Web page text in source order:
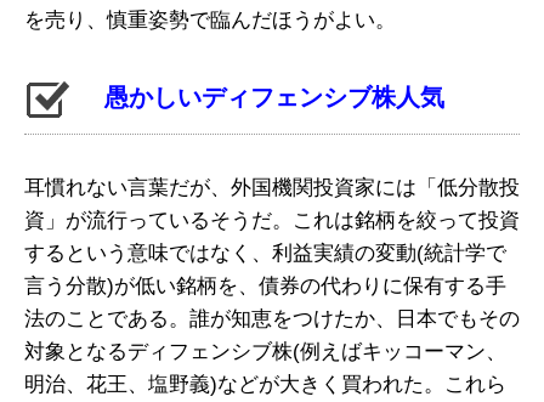
を売り、慎重姿勢で臨んだほうがよい。
愚かしいディフェンシブ株人気
耳慣れない言葉だが、外国機関投資家には「低分散投
資」が流行っているそうだ。これは銘柄を絞って投資
するという意味ではなく、利益実績の変動(統計学で
言う分散)が低い銘柄を、債券の代わりに保有する手
法のことである。誰が知恵をつけたか、日本でもその
対象となるディフェンシブ株(例えばキッコーマン、
明治、花王、塩野義)などが大きく買われた。これら